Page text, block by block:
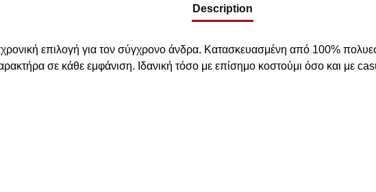
Description
επιλογή για τον σύγχρονο άνδρα. Κατασκευασμένη από 100%
σε κάθε εμφάνιση. Ιδανική τόσο με επίσημο κοστούμι όσο και με